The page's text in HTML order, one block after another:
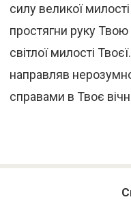
силу великої
простягни руку
світлої милості
направляв
справами в Твоє